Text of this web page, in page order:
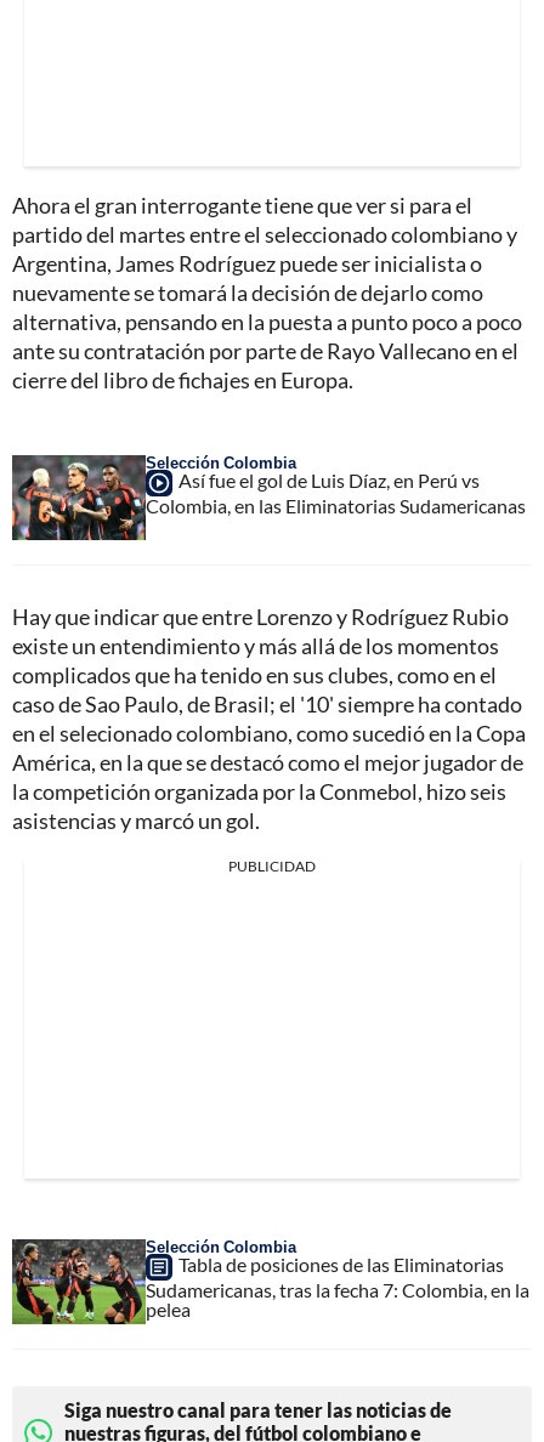
Ahora el gran interrogante tiene que ver si para el
partido del martes entre el seleccionado colombiano y
Argentina, James Rodríguez puede ser inicialista o
nuevamente se tomará la decisión de dejarlo como
alternativa, pensando en la puesta a punto poco a poco
ante su contratación por parte de Rayo Vallecano en el
cierre del libro de fichajes en Europa.
Selección Colombia
Así fue el gol de Luis Díaz, en Perú vs
Colombia, en las Eliminatorias Sudamericanas
Hay que indicar que entre Lorenzo y Rodríguez Rubio
existe un entendimiento y más allá de los momentos
complicados que ha tenido en sus clubes, como en el
caso de Sao Paulo, de Brasil; el '10' siempre ha contado
en el selecionado colombiano, como sucedió en la Copa
América, en la que se destacó como el mejor jugador de
la competición organizada por la Conmebol, hizo seis
asistencias y marcó un gol.
PUBLICIDAD
Selección Colombia
Tabla de posiciones de las Eliminatorias
Sudamericanas, tras la fecha 7: Colombia, en la
pelea
Siga nuestro canal para tener las noticias de
nuestras figuras, del fútbol colombiano e